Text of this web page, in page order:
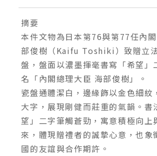
摘要
本件文物為日本第76與第77任內
部俊樹（Kaifu Toshiki）致贈立
盤，盤面以濃墨揮毫書寫「希望」
名「內閣總理大臣 海部俊樹」。
瓷盤通體潔白，邊緣飾以金色細紋
大字，展現剛健而莊重的氣韻。書
望」二字筆觸蒼勁，寓意積極向上
來，體現贈禮者的誠摯心意，也象
國的友誼與合作期許。